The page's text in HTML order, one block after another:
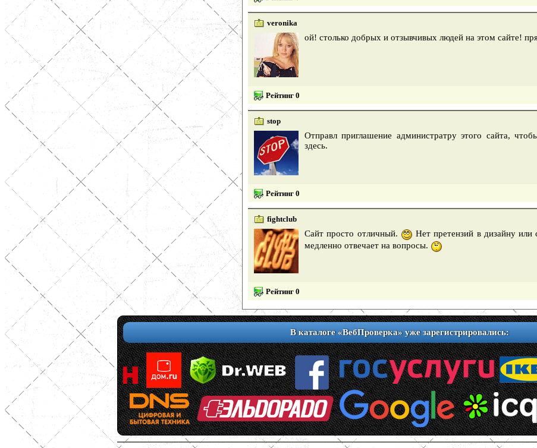
veronika
ой! столько добрых и отзывчивых людей на этом сайте!
Рейтинг 0
stop
Отправл приглашение администратру этого сайта,
здесь.
Рейтинг 0
fightclub
Сайт просто отличный.
Нет претензий в дизайну или
медленно отвечает на вопросы.
Рейтинг 0
В каталоге «ВебПроверка» уже зарегистрировались: